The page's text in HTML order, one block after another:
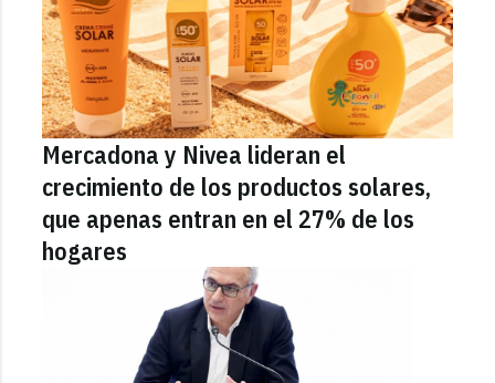
Mercadona y Nivea lideran el
crecimiento de los productos solares,
que apenas entran en el 27% de los
hogares